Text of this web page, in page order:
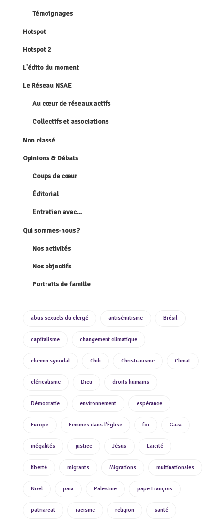
Témoignages
Hotspot
Hotspot 2
L'édito du moment
Le Réseau NSAE
Au cœur de réseaux actifs
Collectifs et associations
Non classé
Opinions & Débats
Coups de cœur
Éditorial
Entretien avec…
Qui sommes-nous ?
Nos activités
Nos objectifs
Portraits de famille
abus sexuels du clergé antisémitisme Brésil
capitalisme changement climatique
chemin synodal Chili Christianisme Climat
cléricalisme Dieu droits humains
Démocratie environnement espérance
Europe Femmes dans l'Église foi Gaza
inégalités justice Jésus Laïcité
liberté migrants Migrations multinationales
Noël paix Palestine pape François
patriarcat racisme religion santé